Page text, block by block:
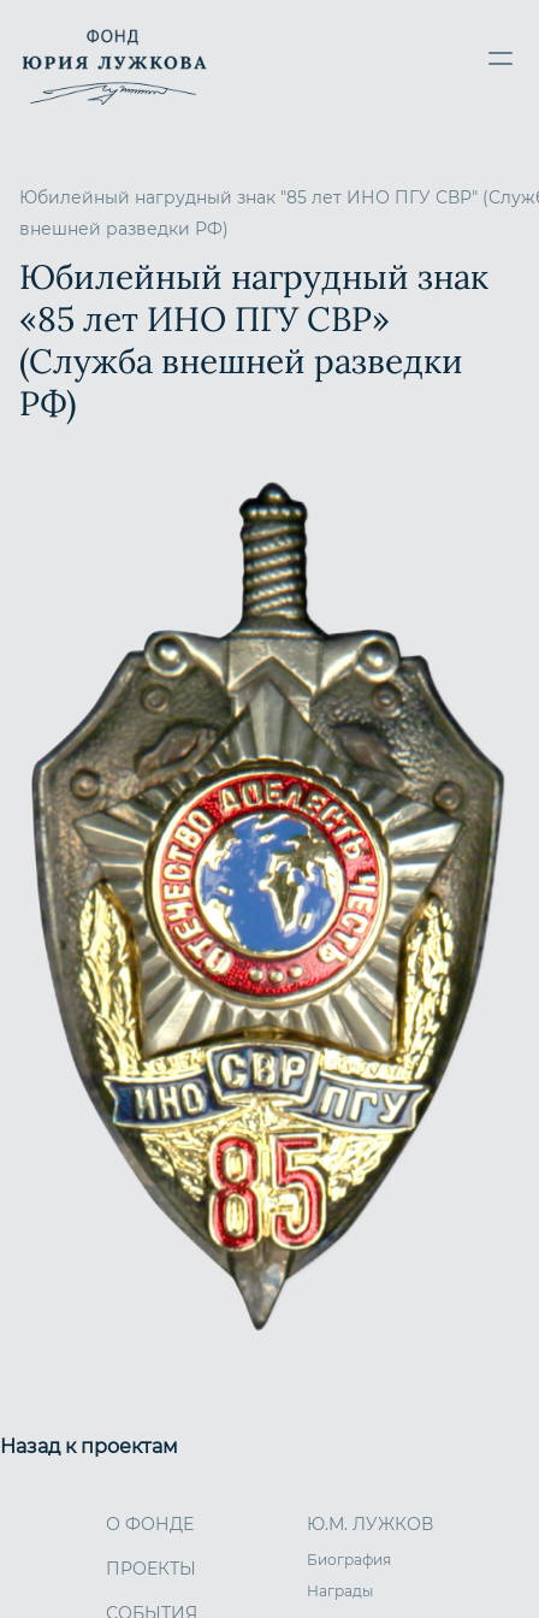
Юбилейный нагрудный знак "85 лет ИНО ПГУ СВР"
внешней разведки РФ)
Юбилейный нагрудный знак
«85 лет ИНО ПГУ СВР»
(Служба внешней разведки
РФ)
Назад к проектам
О ФОНДЕ
ПРОЕКТЫ
СОБЫТИЯ
Ю.М. ЛУЖКОВ
Биография
Награды